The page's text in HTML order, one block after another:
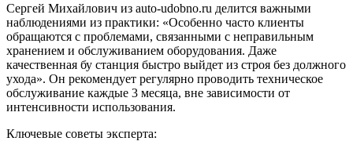
Сергей Михайлович из auto-udobno.ru делится важными
наблюдениями из практики: «Особенно часто клиенты
обращаются с проблемами, связанными с неправильным
хранением и обслуживанием оборудования. Даже
качественная бу станция быстро выйдет из строя без должного
ухода». Он рекомендует регулярно проводить техническое
обслуживание каждые 3 месяца, вне зависимости от
интенсивности использования.
Ключевые советы эксперта: